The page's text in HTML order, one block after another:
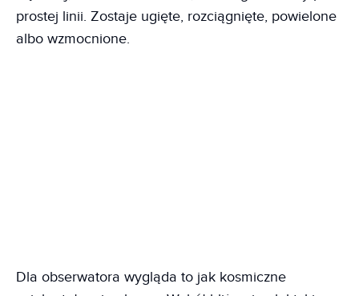
prostej linii. Zostaje ugięte, rozciągnięte, powielone
albo wzmocnione.
Dla obserwatora wygląda to jak kosmiczne